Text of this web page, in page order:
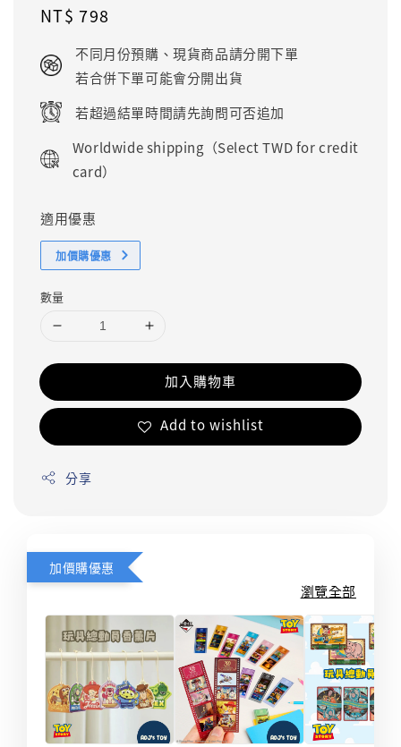
Regular
NT$ 798
不同月份預購、現貨商品請分開下單
若合併下單可能會分開出貨
若超過結單時間請先詢問可否追加
Worldwide shipping（Select TWD for credit
card）
適用優惠
加價購優惠
數量
加入購物車
Add to wishlist
分享
加價購優惠
瀏覽全部